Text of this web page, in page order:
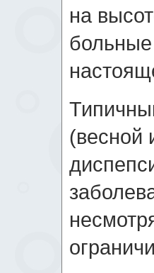
на
больные
(весной